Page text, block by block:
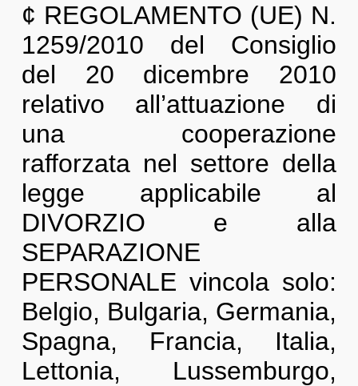
¢ REGOLAMENTO (UE) N.
1259/2010 del Consiglio
del 20 dicembre 2010
relativo all’attuazione di
una cooperazione
rafforzata nel settore della
legge applicabile al
DIVORZIO e alla
SEPARAZIONE
PERSONALE vincola solo:
Belgio, Bulgaria, Germania,
Spagna, Francia, Italia,
Lettonia, Lussemburgo,